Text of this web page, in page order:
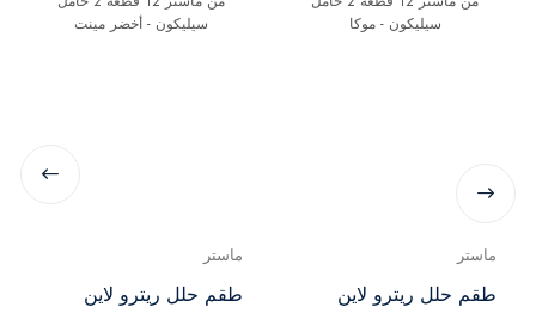
ماستر
طقم حلل ريترو لاين
ماستر
طقم حلل ريترو لاين